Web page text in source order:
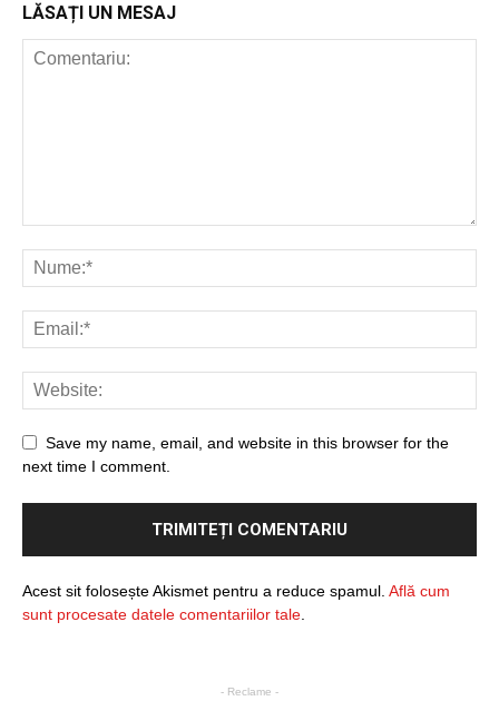
LĂSAȚI UN MESAJ
Save my name, email, and website in this browser for the
next time I comment.
Acest sit folosește Akismet pentru a reduce spamul. Află cum
sunt procesate datele comentariilor tale.
- Reclame -